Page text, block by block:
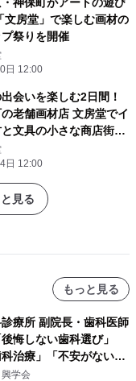
文房堂」で楽しむ画材の
祭りを開催
日 12:00
会いを楽しむ2日間！
画材店 文房堂でイ
文具の小さな商店街】
日 12:00
見る
もっと見る
療所 副院長・歯科医師
悔しない歯科選び」
科治療」「不安がない治
マに専門監修
学会